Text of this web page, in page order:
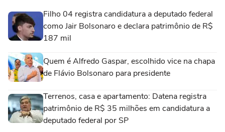
Filho 04 registra candidatura a deputado federal
como Jair Bolsonaro e declara patrimônio de R$
187 mil
Quem é Alfredo Gaspar, escolhido vice na chapa
de Flávio Bolsonaro para presidente
Terrenos, casa e apartamento: Datena registra
patrimônio de R$ 35 milhões em candidatura a
deputado federal por SP